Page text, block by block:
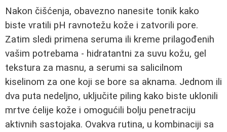
Nakon čišćenja, obavezno nanesite tonik kako
biste vratili pH ravnotežu kože i zatvorili pore.
Zatim sledi primena seruma ili kreme prilagođenih
vašim potrebama - hidratantni za suvu kožu, gel
tekstura za masnu, a serumi sa salicilnom
kiselinom za one koji se bore sa aknama. Jednom ili
dva puta nedeljno, uključite piling kako biste uklonili
mrtve ćelije kože i omogućili bolju penetraciju
aktivnih sastojaka. Ovakva rutina, u kombinaciji sa